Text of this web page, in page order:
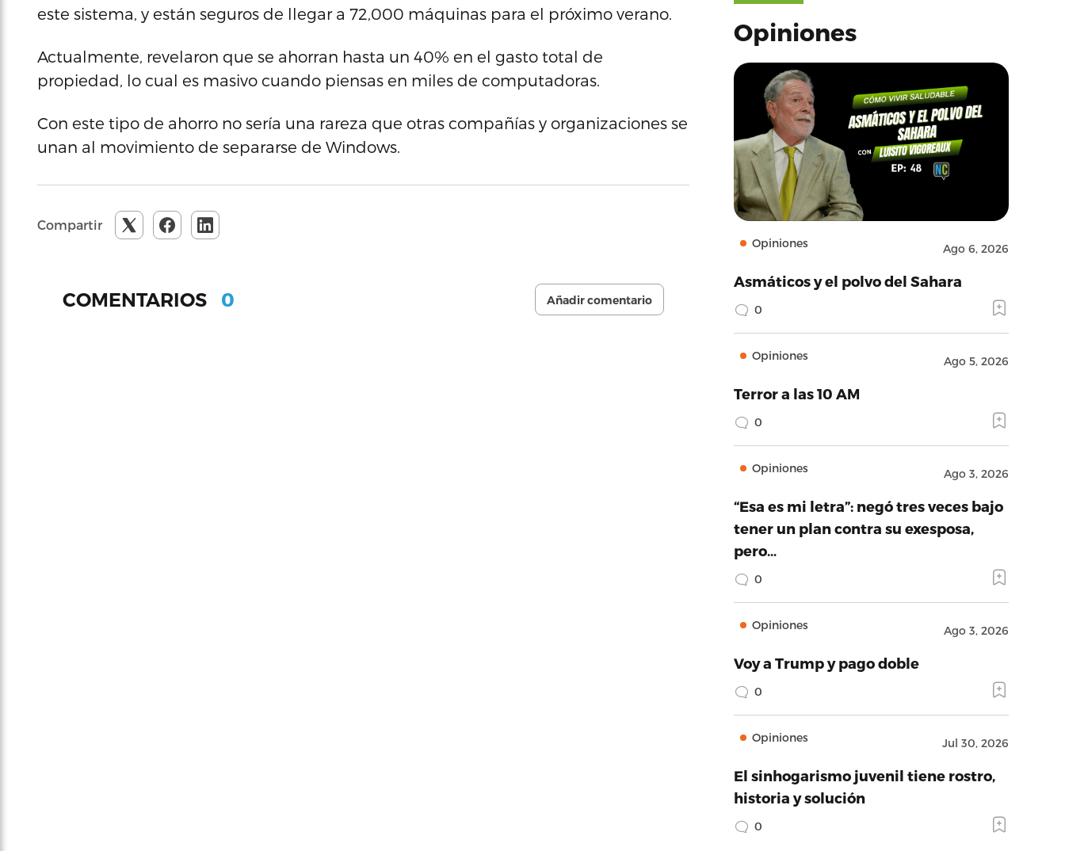
este sistema, y están seguros de llegar a 72,000 máquinas para el próximo verano.
Actualmente, revelaron que se ahorran hasta un 40% en el gasto total de
propiedad, lo cual es masivo cuando piensas en miles de computadoras.
Con este tipo de ahorro no sería una rareza que otras compañías y organizaciones se
unan al movimiento de separarse de Windows.
Compartir
COMENTARIOS 0 Añadir comentario
Opiniones
Opiniones Ago 6, 2026
Asmáticos y el polvo del Sahara
0
Opiniones Ago 5, 2026
Terror a las 10 AM
0
Opiniones Ago 3, 2026
“Esa es mi letra”: negó tres veces bajo
tener un plan contra su exesposa,
pero…
0
Opiniones Ago 3, 2026
Voy a Trump y pago doble
0
Opiniones Jul 30, 2026
El sinhogarismo juvenil tiene rostro,
historia y solución
0